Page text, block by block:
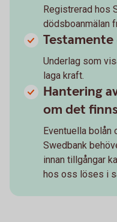
Registrerad hos
dödsboanmälan
Underlag som
laga kraft.
Hantering
om det
Eventuella bolån
Swedbank
innan tillgångar
hos oss löses i